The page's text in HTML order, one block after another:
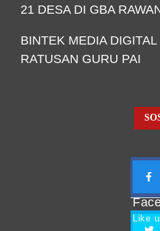
21 DESA DI GBA
BINTEK MEDIA
RATUSAN GURU PAI
Like